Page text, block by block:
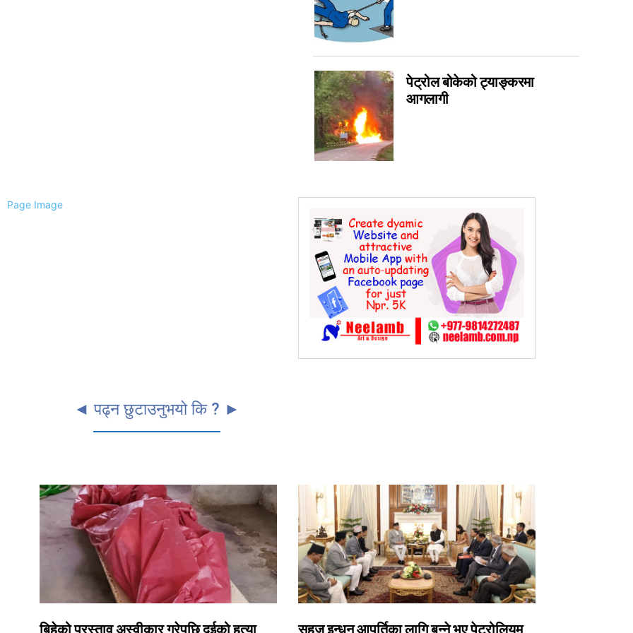
0
0
0
पेट्रोल बोकेको ट्याङ्करमा
आगलागी
◄ पढ्न छुटाउनुभयो कि ? ►